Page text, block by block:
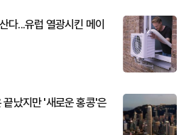
다...유럽 열광시킨 메이
났지만 '새로운 홍콩'은